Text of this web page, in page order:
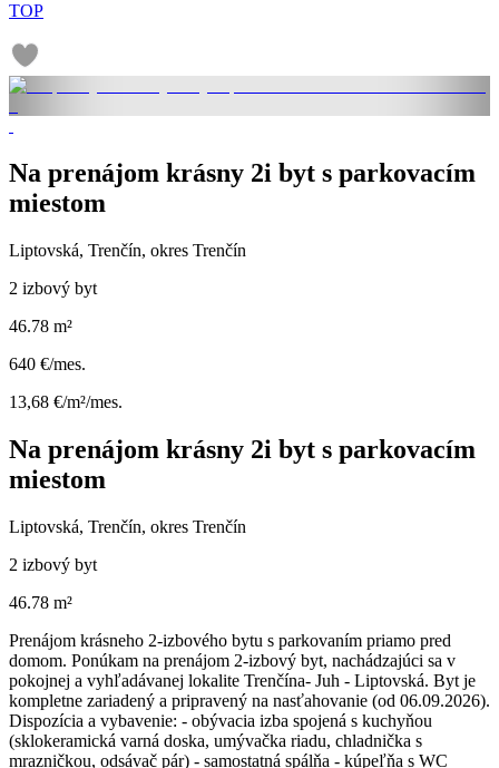
TOP
Na prenájom krásny 2i byt s parkovacím
miestom
Liptovská, Trenčín, okres Trenčín
2 izbový byt
46.78 m²
640 €/mes.
13,68 €/m²/mes.
Na prenájom krásny 2i byt s parkovacím
miestom
Liptovská, Trenčín, okres Trenčín
2 izbový byt
46.78 m²
Prenájom krásneho 2-izbového bytu s parkovaním priamo pred
domom. Ponúkam na prenájom 2-izbový byt, nachádzajúci sa v
pokojnej a vyhľadávanej lokalite Trenčína- Juh - Liptovská. Byt je
kompletne zariadený a pripravený na nasťahovanie (od 06.09.2026).
Dispozícia a vybavenie: - obývacia izba spojená s kuchyňou
(sklokeramická varná doska, umývačka riadu, chladnička s
mrazničkou, odsávač pár) - samostatná spálňa - kúpeľňa s WC